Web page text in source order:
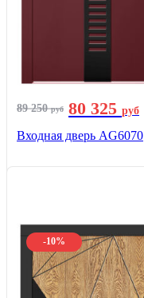
89 250руб 80 325 руб
Входная дверь AG6070
-10%